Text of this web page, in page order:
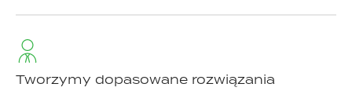
Tworzymy dopasowane rozwiązania